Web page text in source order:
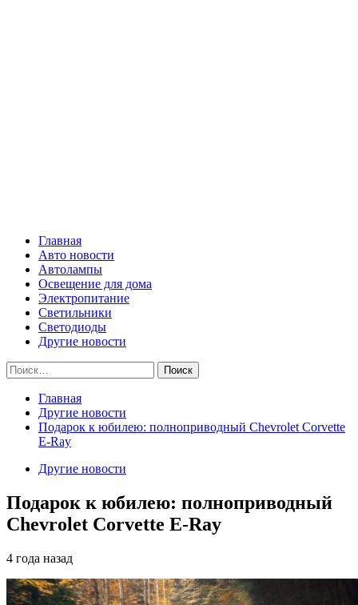
Главная
Авто новости
Автолампы
Освещение для дома
Электропитание
Светильники
Светодиоды
Другие новости
Найти:
Главная
Другие новости
Подарок к юбилею: полноприводный Chevrolet Corvette
E-Ray
Другие новости
Подарок к юбилею: полноприводный
Chevrolet Corvette E-Ray
4 года назад